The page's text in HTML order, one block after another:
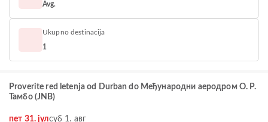
Avg.
Ukupno destinacija
1
Proverite red letenja od Durban do Међународни аеродром О. Р.
Тамбо (JNB)
пет 31. јулсуб 1. авг